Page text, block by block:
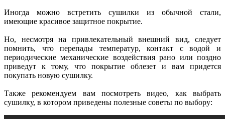
Иногда можно встретить сушилки из обычной стали,
имеющие красивое защитное покрытие.
Но, несмотря на привлекательный внешний вид, следует
помнить, что перепады температур, контакт с водой и
периодические механические воздействия рано или поздно
приведут к тому, что покрытие облезет и вам придется
покупать новую сушилку.
Также рекомендуем вам посмотреть видео, как выбрать
сушилку, в котором приведены полезные советы по выбору: